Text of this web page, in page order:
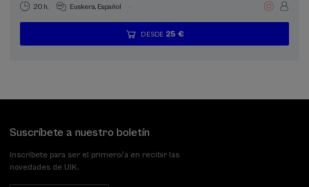
20 h. Euskera Español .
...
DESDE 25 €
Últimas
plazas
Gratuito
Fecha
pasada
Lista
de
Plazo
de
Suscríbete a nuestro boletín
Inscríbete para ser el primero/a en recibir las
novedades de UIK.